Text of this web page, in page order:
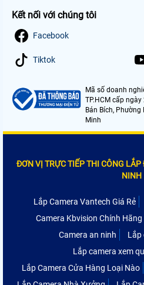
Kết nối với chúng tôi
Facebook
Tiktok
Mã số doanh
TP.HCM cấp
Bán Bích,
Minh
ĐƠN VỊ TRỰC TIẾP THI CÔNG
NINH
Lắp Camera Vantech Giá Rẻ
Camera Kbvision Chính Hãng
Camera an ninh
Lắp
Lắp camera xem
Lắp Camera Cửa Hàng Loại Nào